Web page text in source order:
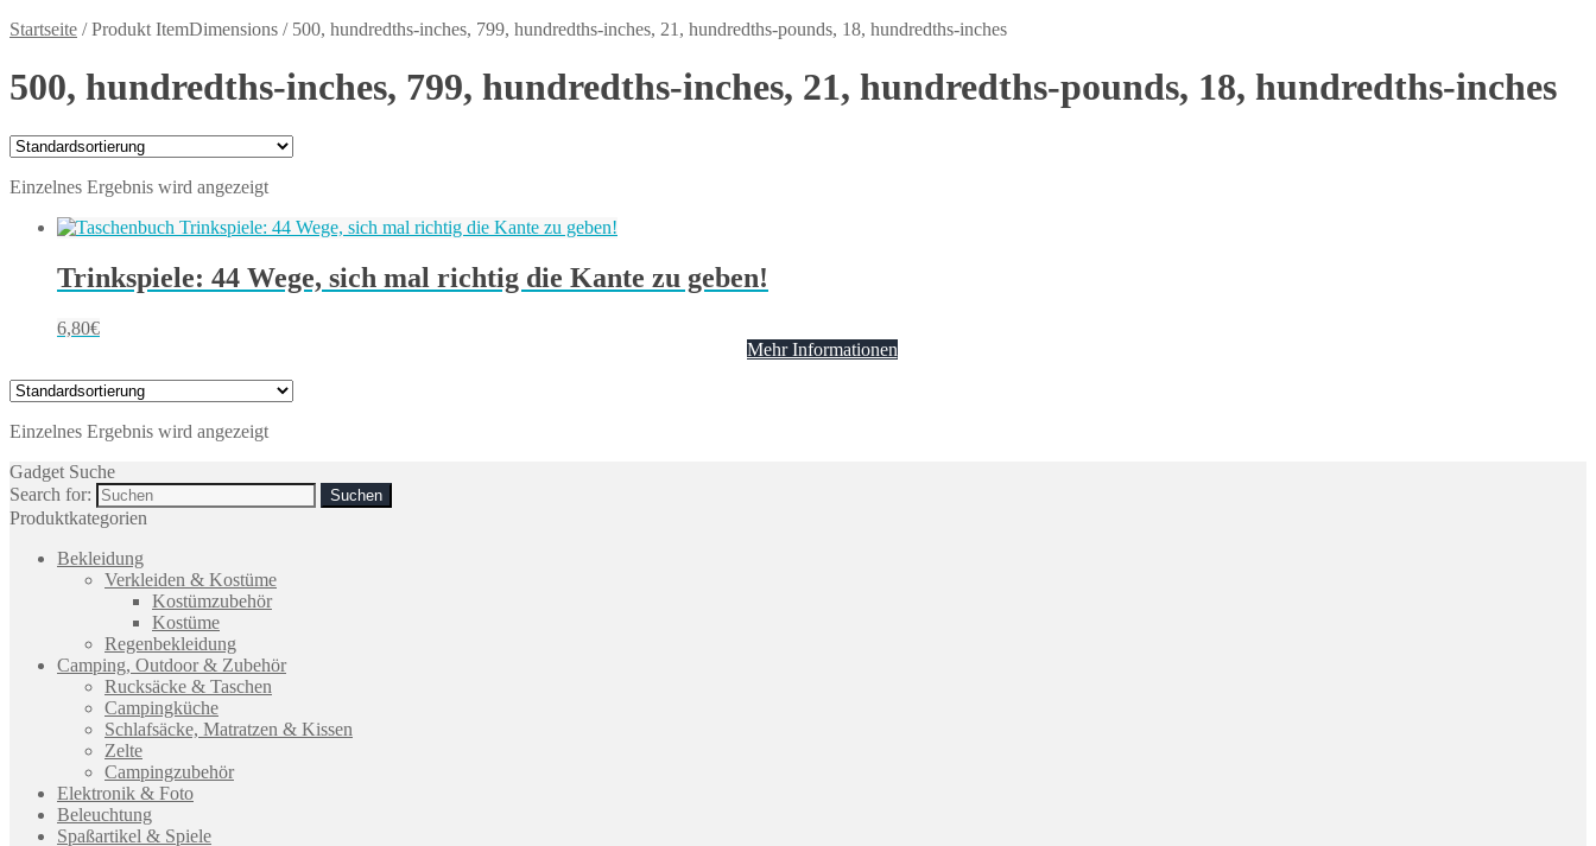
Startseite /Produkt ItemDimensions / 500, hundredths-inches, 799, hundredths-inches, 21, hundredths-pounds, 18, hundredths-inches
500, hundredths-inches, 799, hundredths-inches, 21, hundredths-pounds, 18, hundredths-inches
Einzelnes Ergebnis wird angezeigt
Trinkspiele: 44 Wege, sich mal richtig die Kante zu geben!
6,80€
Mehr Informationen
Einzelnes Ergebnis wird angezeigt
Gadget Suche
Search for:
Produktkategorien
Bekleidung
Verkleiden & Kostüme
Kostümzubehör
Kostüme
Regenbekleidung
Camping, Outdoor & Zubehör
Rucksäcke & Taschen
Campingküche
Schlafsäcke, Matratzen & Kissen
Zelte
Campingzubehör
Elektronik & Foto
Beleuchtung
Spaßartikel & Spiele